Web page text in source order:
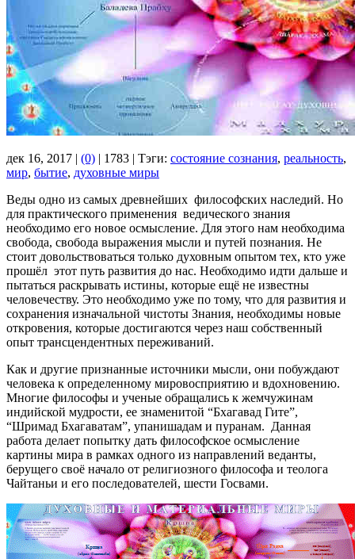
дек 16, 2017 | (0) | 1783 | Тэги: состояние сознания, реальность,
мир, бытие, духовные миры
Веды одно из самых древнейших философских наследий. Но
для практического применения ведического знания
необходимо его новое осмысление. Для этого нам необходима
свобода, свобода выражения мысли и путей познания. Не
стоит довольствоваться только духовным опытом тех, кто уже
прошёл этот путь развития до нас. Необходимо идти дальше и
пытаться раскрывать истины, которые ещё не известны
человечеству. Это необходимо уже по тому, что для развития и
сохранения изначальной чистоты Знания, необходимы новые
откровения, которые достигаются через наш собственный
опыт трансцендентных переживаний.
Как и другие признанные источники мысли, они побуждают
человека к определенному мировосприятию и вдохновению.
Многие философы и ученые обращались к жемчужинам
индийской мудрости, ее знаменитой “Бхагавад Гите”,
“Шримад Бхагаватам”, упанишадам и пуранам. Данная
работа делает попытку дать философское осмысление
картины мира в рамках одного из направлений веданты,
берущего своё начало от религиозного философа и теолога
Чайтаньи и его последователей, шести Госвами.